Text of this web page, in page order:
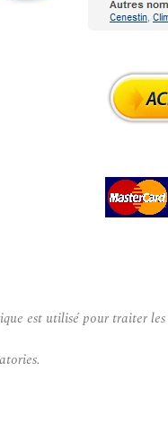
est utilisé pour traiter